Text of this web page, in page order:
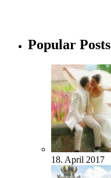
Popular Posts
18. April 2017